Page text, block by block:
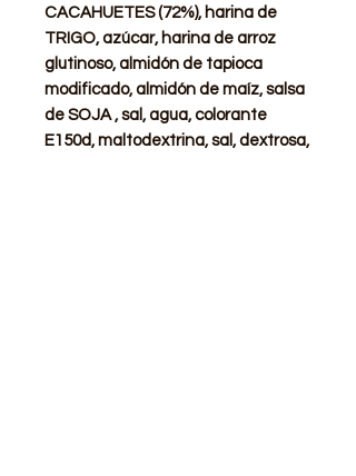
CACAHUETES (72%), harina de
TRIGO, azúcar, harina de arroz
glutinoso, almidón de tapioca
modificado, almidón de maíz, salsa
de SOJA , sal, agua, colorante
E150d, maltodextrina, sal, dextrosa,